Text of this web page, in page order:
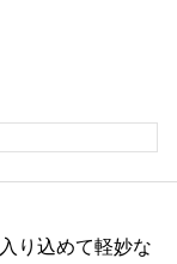
り込めて軽妙な